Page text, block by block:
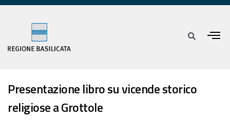
Presentazione libro su vicende storico
religiose a Grottole